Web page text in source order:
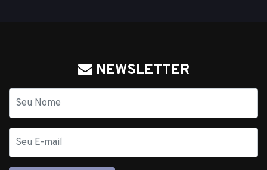
NEWSLETTER
mail